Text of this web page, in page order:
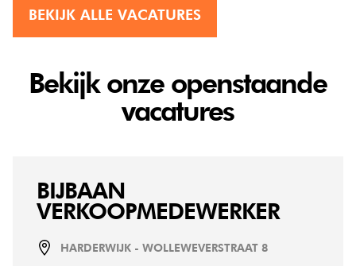
BEKIJK ALLE VACATURES
Bekijk onze openstaande
vacatures
BIJBAAN
VERKOOPMEDEWERKER
HARDERWIJK - WOLLEWEVERSTRAAT 8